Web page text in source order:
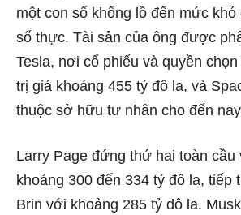
một con số khổng lồ đến mức khó
số thực. Tài sản của ông được
Tesla, nơi cổ phiếu và quyền
trị giá khoảng 455 tỷ đô la, và
thuộc sở hữu tư nhân cho đến
Larry Page đứng thứ hai toàn cầu
khoảng 300 đến 334 tỷ đô la, tiếp
Brin với khoảng 285 tỷ đô la.